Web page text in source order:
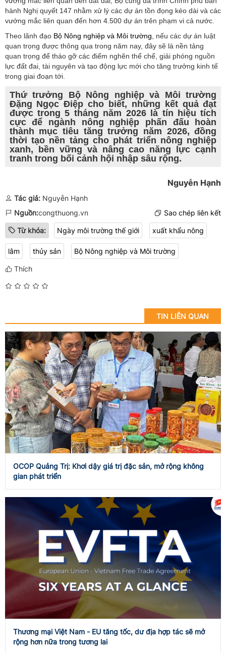
hành Nghị quyết 147 nhằm xử lý các dự án tồn đọng kéo dài và các
vướng mắc liên quan đến hơn 4.500 dự án trên phạm vi cả nước.
Theo lãnh đạo Bộ Nông nghiệp và Môi trường, nếu các dự án luật
quan trọng được thông qua trong năm nay, đây sẽ là nền tảng
quan trọng để tháo gỡ các điểm nghẽn thể chế, giải phóng nguồn
lực đất đai, tài nguyên và tạo động lực mới cho tăng trưởng kinh tế
trong giai đoạn tới.
Thứ trưởng Bộ Nông nghiệp và Môi trường
Đặng Ngọc Điệp cho biết, những kết quả đạt
được trong 5 tháng năm 2026 là tín hiệu tích
cực để ngành nông nghiệp phấn đấu hoàn
thành mục tiêu tăng trưởng năm 2026, đồng
thời tạo nền tảng cho phát triển nông nghiệp
xanh, bền vững và nâng cao năng lực cạnh
tranh trong bối cảnh hội nhập sâu rộng.
Nguyễn Hạnh
Tác giả: Nguyễn Hạnh
Nguồn:congthuong.vn Sao chép liên kết
Từ khóa: Ngày môi trường thế giới xuất khẩu nông
lâm thủy sản Bộ Nông nghiệp và Môi trường
Thích
TIN LIÊN QUAN
OCOP Quảng Trị: Khơi dậy giá trị đặc sản, mở rộng không
gian phát triển
Thương mại Việt Nam - EU tăng tốc, dư địa hợp tác sẽ mở
rộng hơn nữa trong tương lai